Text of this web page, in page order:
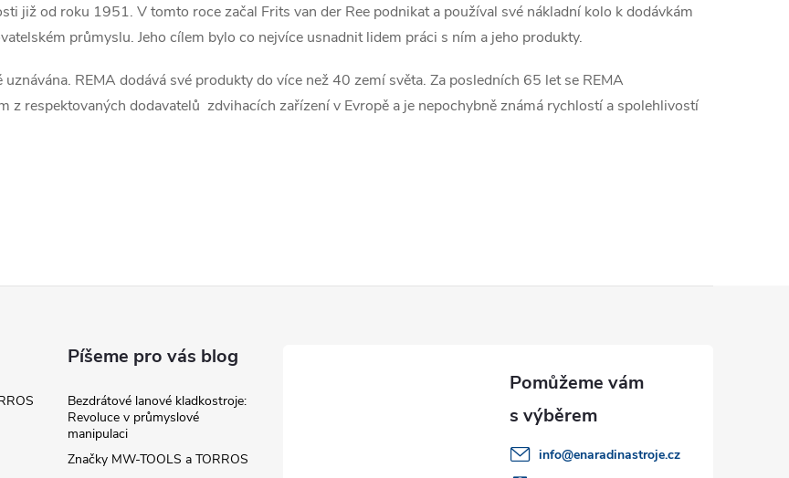
již od roku 1951. V tomto roce začal Frits van der Ree podnikat a používal své nákladní kolo k dodávkám
průmyslu. Jeho cílem bylo co nejvíce usnadnit lidem práci s ním a jeho produkty.
REMA dodává své produkty do více než 40 zemí světa. Za posledních 65 let se REMA
z respektovaných dodavatelů zdvihacích zařízení v Evropě a je nepochybně známá rychlostí a spolehlivostí
Píšeme pro vás blog
Bezdrátové lanové kladkostroje:
Revoluce v průmyslové
manipulaci
Značky MW-TOOLS a TORROS
info@enaradinastroje.cz